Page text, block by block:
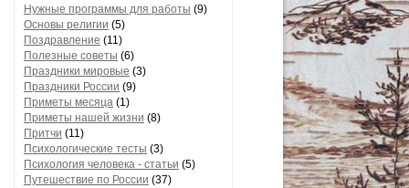
Нужные программы для работы (9)
Основы религии (5)
Поздравление (11)
Полезные советы (6)
Праздники мировые (3)
Праздники России (9)
Приметы месяца (1)
Приметы нашей жизни (8)
Притчи (11)
Психологические тесты (3)
Психология человека - статьи (5)
Путешествие по России (37)